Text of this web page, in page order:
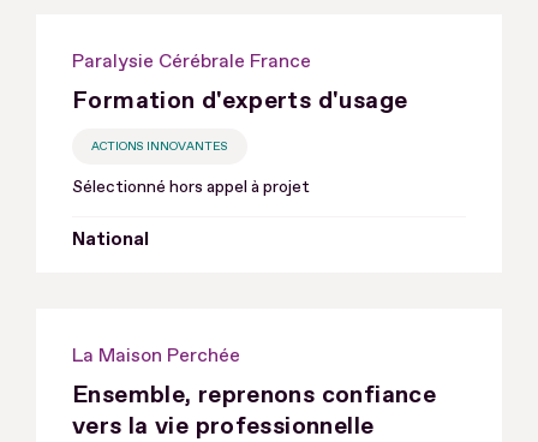
Paralysie Cérébrale France
Formation d'experts d'usage
ACTIONS INNOVANTES
Sélectionné hors appel à projet
National
La Maison Perchée
Ensemble, reprenons confiance
vers la vie professionnelle